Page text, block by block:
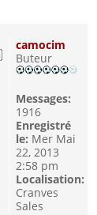
camocim
Buteur
Messages:
1916
Enregistré
le: Mer Mai
22, 2013
2:58 pm
Localisation:
Cranves
Sales